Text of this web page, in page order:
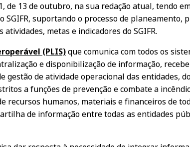
de 13 de outubro, na sua redação atual, tendo
suportando o processo de planeamento,
metas e indicadores do SGIFR.
(PLIS)que comunica com todos os
e disponibilização de informação,
gestão de atividade operacional das entidades,
a funções de prevenção e combate a
recursos humanos, materiais e financeiros de
de informação entre todas as entidades